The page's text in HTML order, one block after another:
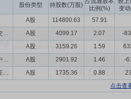
股份类型 持股数(万股)
比例(%)
变
A股 114800.63
57.91
招商银行股份有限公司-上证红利交易型开放式指数证券投资基金
A股 4099.17 2.07
-
A股 3159.26 1.59
中国工商银行股份有限公司-国泰中证煤炭交易型开放式指数证券投资基金
A股 2901.92 1.46
-
中国银行股份有限公司-易方达中证红利交易型开放式指数证券投资基金
A股 1735.36 0.88
点击查